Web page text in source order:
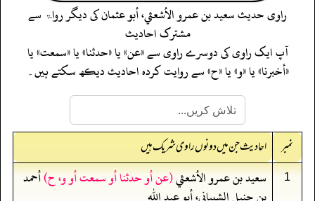
راوی حدیثسعيد بن عمرو الأشعثي، أبو عثمانکی دیگر رواۃ سے
مشترک احادیث
آپ ایک راوی کی دوسرے راوی سے «عن» یا «حدثنا» یا «سمعت» یا
«أخبرنا» یا «و» یا «ح» سے روایت کردہ احادیث دیکھ سکتے ہیں۔
نمبر احادیث جن میں دونوں راوی شریک ہیں
1 سعيد بن عمرو الأشعثي(عن أو حدثنا أو سمعت أو و، ح)أحمد